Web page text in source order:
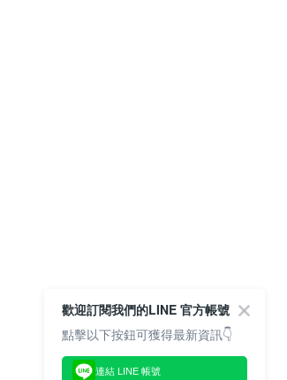
歡迎訂閱我們的LINE 官方帳號
點擊以下按鈕可獲得最新資訊👇
連結 LINE 帳號